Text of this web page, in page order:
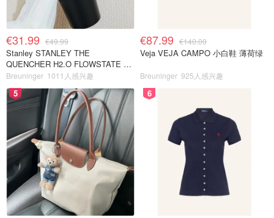
€31.99 €49.99
Stanley STANLEY THE
QUENCHER H2.O FLOWSTATE 保
温杯 1.18L 黑色
Breuninger 1011人感兴趣
€87.99 €140.00
Veja VEJA CAMPO 小白鞋 薄荷绿
Breuninger 925人感兴趣
5 6